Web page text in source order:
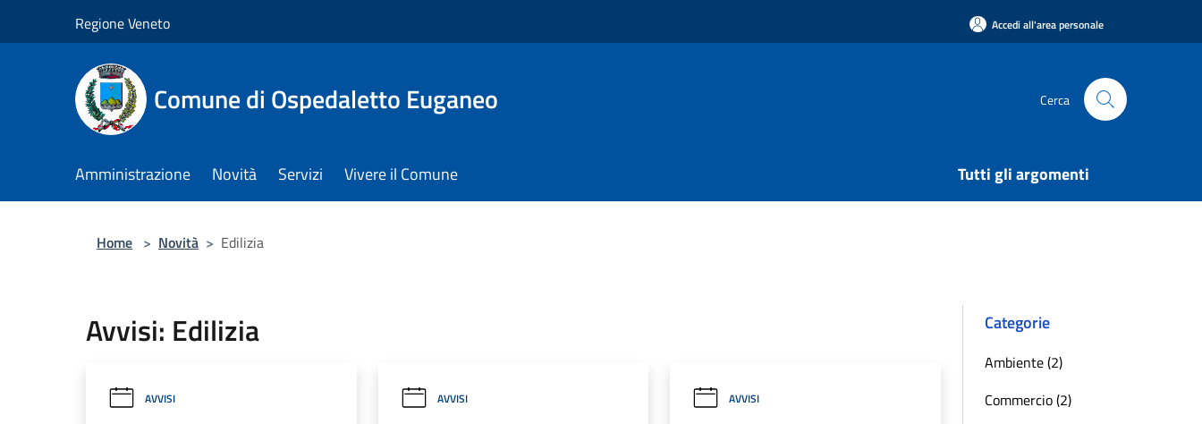
Regione Veneto Accedi all'area personale
Comune di Ospedaletto Euganeo Cerca
Amministrazione Novità Servizi Vivere il Comune Tutti gli argomenti
Home > Novità > Edilizia
Avvisi: Edilizia
AVVISI AVVISI AVVISI
Categorie
Ambiente (2)
Commercio (2)